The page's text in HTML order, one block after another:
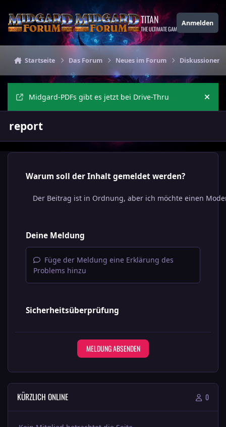
TITAN
THE ULTIMATE GAMING THEME
Anmelden
Startseite Das Forum Neues im Forum Diskussionen
Midgard-PDFs gibt es jetzt bei Drive-Thru
report
Warum soll der Inhalt gemeldet werden?
Deine Meldung
Füge der Meldung eine Erklärung des
Problems hinzu
Sicherheitsüberprüfung
MELDUNG ABSENDEN
KÜRZLICH ONLINE 0